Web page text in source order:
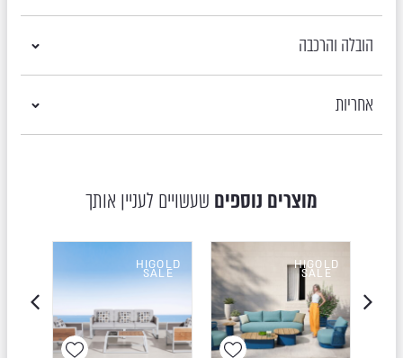
הובלה והרכבה
אחריות
מוצרים נוספים שעשויים לעניין אותך
HIGOLD
SALE
HIGOLD
SALE